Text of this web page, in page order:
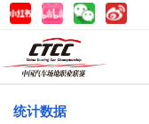
统计数据